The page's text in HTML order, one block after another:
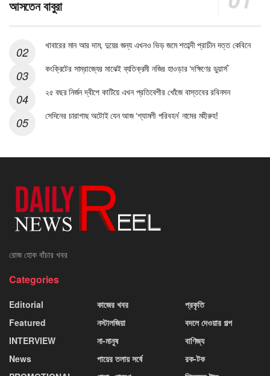
আসতেন বাবুরা
খাবারের মান আর দাম, দুয়ের জন্য এখনও ভিড় জমে শতাব্দী প্রাচীন দত্ত কেবিনে
কংক্রিটের সাম্রাজ্যের মাঝেই ব্যতিক্রমী নজির হাওড়ার ‘দক্ষিণের ডুয়ার্স’
২৫ বছর নির্জন দ্বীপে কাটিয়ে এখন প্রতিবেশীর খোঁজে বাস্তবের রবিনসন
সেদিনের চারাগাছ অটোই যেন আজ ‘শ্যামলী পরিবহন’ নামের মহীরুহ!
রোজ হোক বাঁচার খবর
Categories
Editorial
Featured
INTERVIEW
News
কাজের খবর
নস্টালজিয়া
না-মানুষ
পায়ের তলায় সর্ষে
প্রকৃতি
বদলে দেওয়ার গল্প
বাণিজ্য
রক-টক